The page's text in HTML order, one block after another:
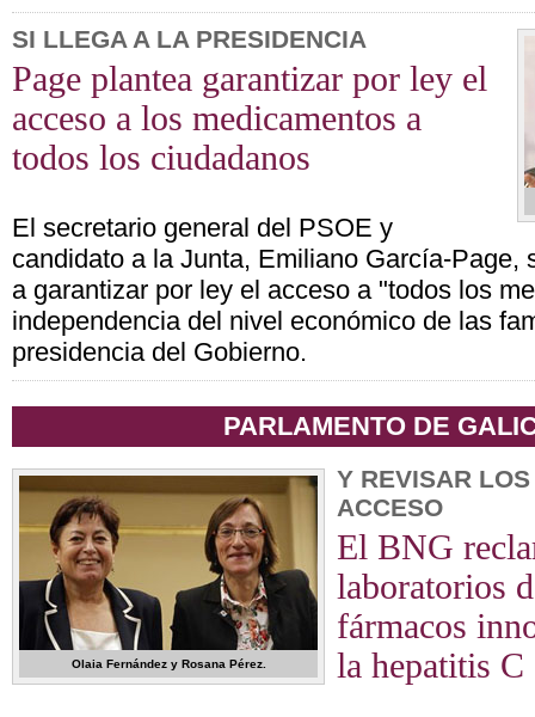
SI LLEGA A LA PRESIDENCIA
Page plantea garantizar por ley el
acceso a los medicamentos a
todos los ciudadanos
El secretario general del PSOE y
candidato a la Junta, Emiliano García-Page,
a garantizar por ley el acceso a "todos los
independencia del nivel económico de las
presidencia del Gobierno.
PARLAMENTO DE
Olaia Fernández y Rosana Pérez.
Y REVISAR
ACCESO
El BNG
laboratorios
fármacos
la hepatitis C